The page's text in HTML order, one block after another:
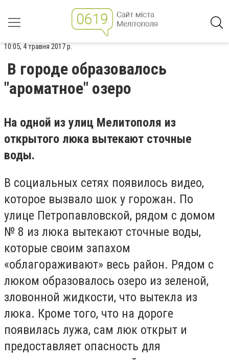
10:05, 4 травня 2017 р.
В городе образовалось
"ароматное" озеро
На одной из улиц Мелитополя из
открытого люка вытекают сточные
воды.
В социальных сетях появилось видео,
которое вызвало шок у горожан. По
улице Петропавловской, рядом с домом
№ 8 из люка вытекают сточные воды,
которые своим запахом
«облагораживают» весь район. Рядом с
люком образовалось озеро из зеленой,
зловонной жидкости, что вытекла из
люка. Кроме того, что на дороге
появилась лужа, сам люк открыт и
предоставляет опасность для